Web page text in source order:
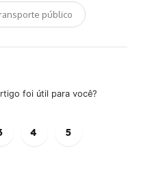
público
foi útil para você?
4 5